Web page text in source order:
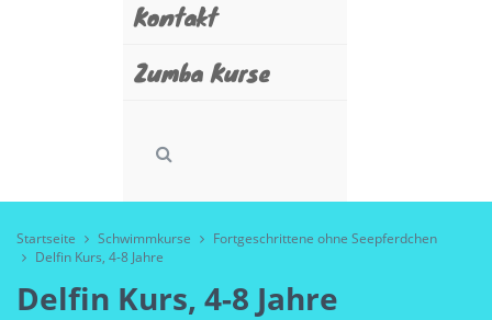
Kontakt
Zumba Kurse
Startseite Schwimmkurse
Fortgeschrittene ohne Seepferdchen
Delfin Kurs, 4-8 Jahre
Delfin Kurs, 4-8 Jahre